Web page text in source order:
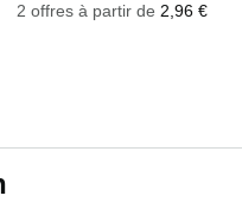
2 offres à partir de 2,96 €